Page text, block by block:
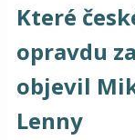
Které
opravdu
objevil
Lenny